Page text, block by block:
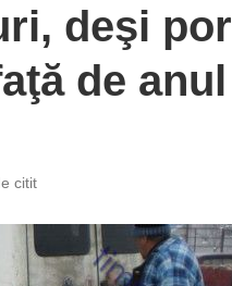
deşi
de anul
citit